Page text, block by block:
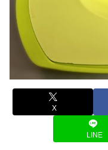
X
LINE